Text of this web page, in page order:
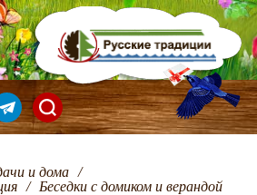
и дома /
/ Беседки с домиком и верандой